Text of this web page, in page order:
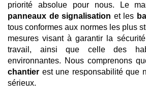
priorité absolue pour nous. Le
panneaux de signalisation et les
tous conformes aux normes les plus
mesures visant à garantir la
travail, ainsi que celle des
environnantes. Nous comprenons
chantier est une responsabilité que
sérieux.